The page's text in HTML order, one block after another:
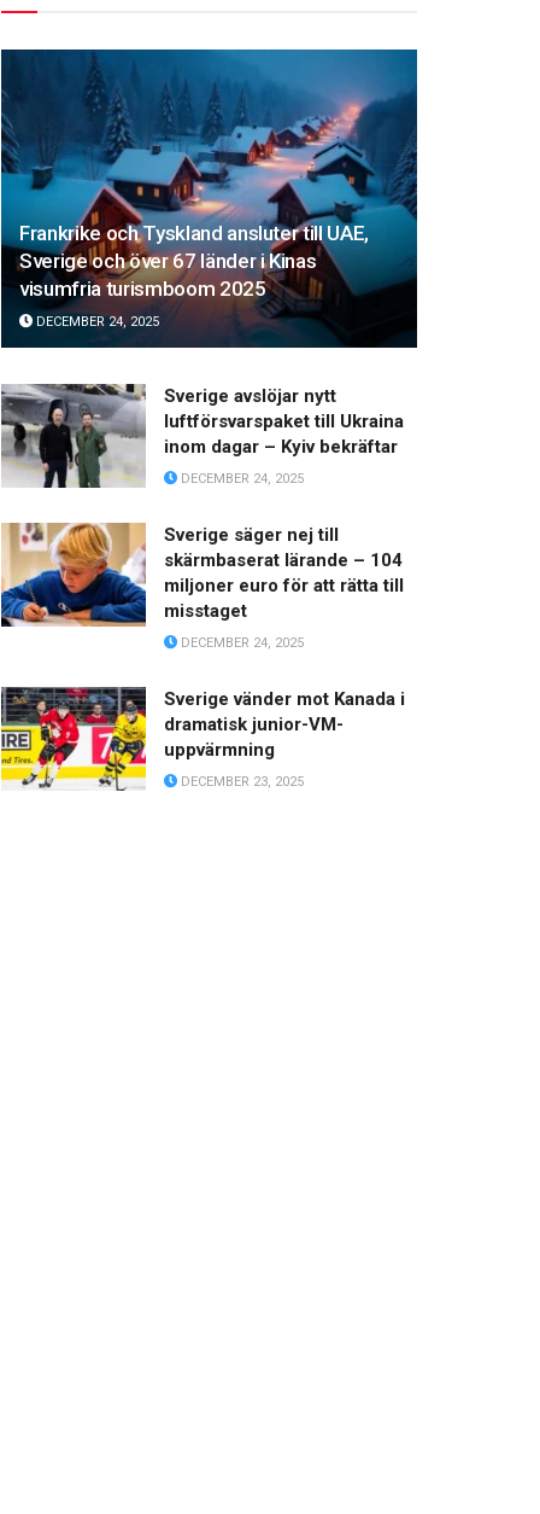
Frankrike och Tyskland ansluter till UAE,
Sverige och över 67 länder i Kinas
visumfria turismboom 2025
DECEMBER 24, 2025
Sverige avslöjar nytt
luftförsvarspaket till Ukraina
inom dagar – Kyiv bekräftar
DECEMBER 24, 2025
Sverige säger nej till
skärmbaserat lärande – 104
miljoner euro för att rätta till
misstaget
DECEMBER 24, 2025
Sverige vänder mot Kanada i
dramatisk junior-VM-
uppvärmning
DECEMBER 23, 2025